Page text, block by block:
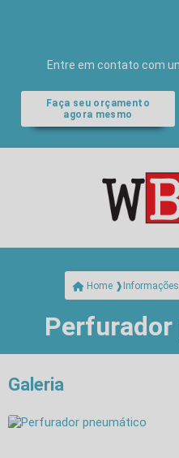
Entre em contato com
Faça seu orçamento
agora mesmo
Home ❱
Galeria